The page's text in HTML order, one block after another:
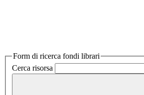
Form di ricerca fondi librari
Cerca risorsa